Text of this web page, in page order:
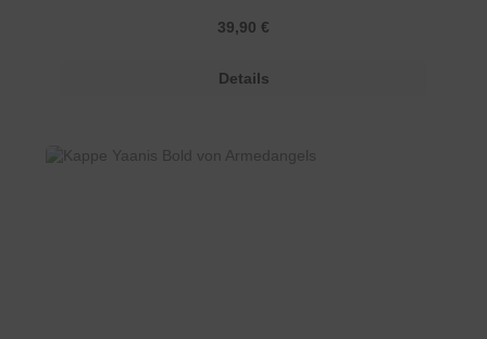
Regulärer Preis:
39,90 €
Details